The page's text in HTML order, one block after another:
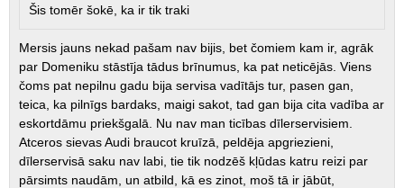
Šis tomēr šokē, ka ir tik traki
Mersis jauns nekad pašam nav bijis, bet čomiem kam ir, agrāk
par Domeniku stāstīja tādus brīnumus, ka pat neticējās. Viens
čoms pat nepilnu gadu bija servisa vadītājs tur, pasen gan,
teica, ka pilnīgs bardaks, maigi sakot, tad gan bija cita vadība ar
eskortdāmu priekšgalā. Nu nav man ticības dīlerservisiem.
Atceros sievas Audi braucot kruīzā, peldēja apgriezieni,
dīlerservisā saku nav labi, tie tik nodzēš kļūdas katru reizi par
pārsimts naudām, un atbild, kā es zinot, moš tā ir jābūt,